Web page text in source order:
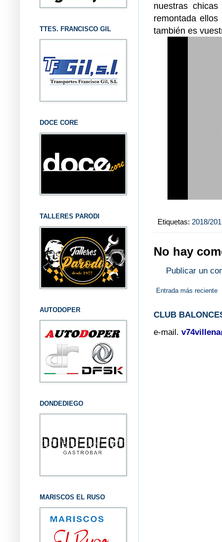
nuestras
remontada
también es
Etiquetas: 2018/
No hay
Publicar un
Entrada más reciente
CLUB
e-mail.
TTES. FRANCISCO GIL
DOCE CORE
TALLERES PARODI
AUTODOPER
DONDEDIEGO
MARISCOS EL RUSO